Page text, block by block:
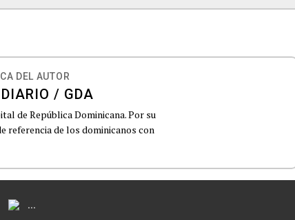
DEL AUTOR
/ GDA
de República Dominicana. Por su
referencia de los dominicanos con
...